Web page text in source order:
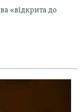
«відкрита до